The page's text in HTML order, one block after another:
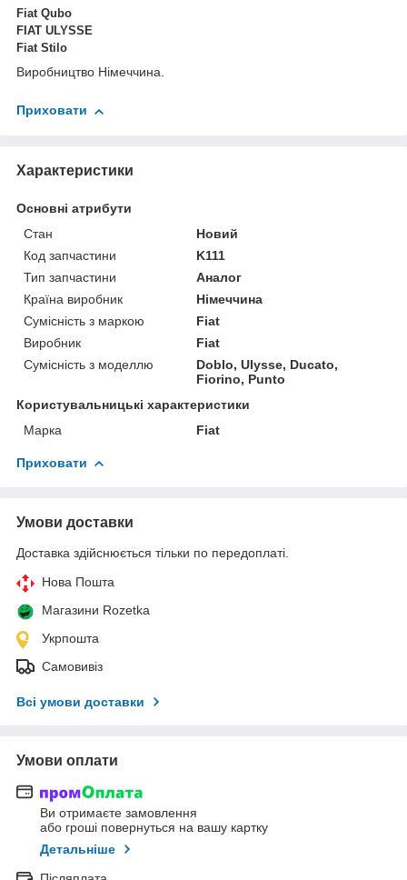
Fiat Qubo
FIAT ULYSSE
Fiat Stilo
Виробництво Німеччина.
Приховати
Характеристики
Основні атрибути
Стан
Новий
Код запчастини
K111
Тип запчастини
Аналог
Країна виробник
Німеччина
Сумісність з маркою
Fiat
Виробник
Fiat
Сумісність з моделлю
Doblo, Ulysse, Ducato,
Fiorino, Punto
Користувальницькі характеристики
Марка
Fiat
Приховати
Умови доставки
Доставка здійснюється тільки по передоплаті.
Нова Пошта
Магазини Rozetka
Укрпошта
Самовивіз
Всі умови доставки
Умови оплати
Ви отримаєте замовлення
або гроші повернуться на вашу картку
Детальніше